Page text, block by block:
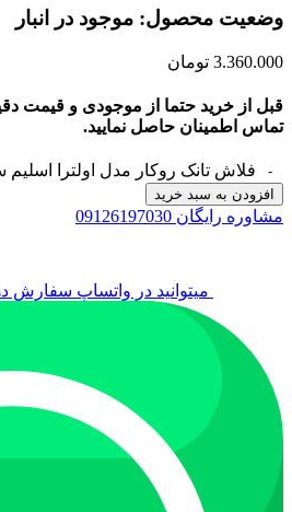
وضعیت محصول: موجود در انبار
3.360.000 تومان
قبل از خرید حتما از موجودی و قیمت
تماس اطمینان حاصل نمایید.
فلاش تانک روکار مدل اولترا
افزودن به سبد خرید
مشاوره رایگان 09126197030
میتوانید در واتساپ سفارش